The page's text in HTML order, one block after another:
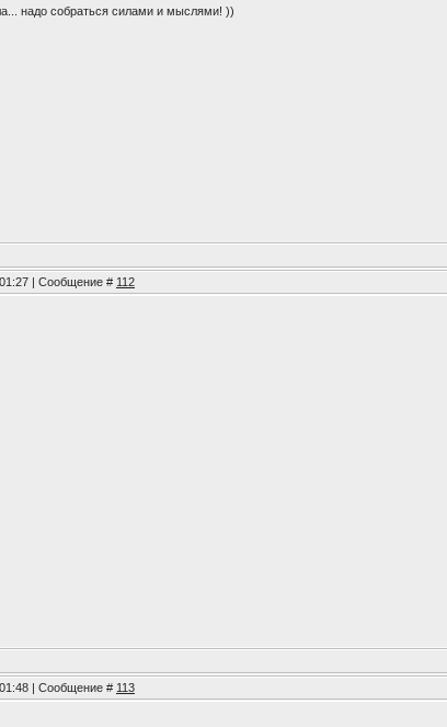
надо собраться силами и мыслями! ))
| Сообщение # 112
| Сообщение # 113